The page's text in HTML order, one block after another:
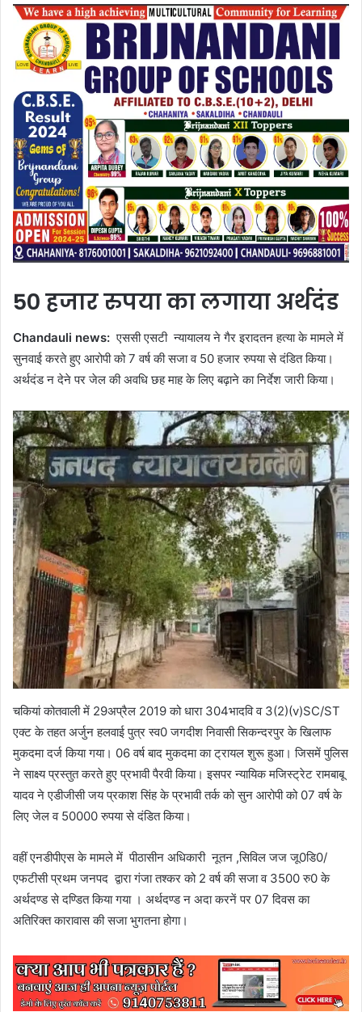
50 हजार रुपया का लगाया अर्थदंड
Chandauli news: एससी एसटी न्यायालय ने गैर इरादतन हत्या के मामले में
सुनवाई करते हुए आरोपी को 7 वर्ष की सजा व 50 हजार रुपया से दंडित किया।
अर्थदंड न देने पर जेल की अवधि छह माह के लिए बढ़ाने का निर्देश जारी किया।
चकियां कोतवाली में 29अप्रैल 2019 को धारा 304भादवि व 3(2)(v)SC/ST
एक्ट के तहत अर्जुन हलवाई पुत्र स्व0 जगदीश निवासी सिकन्दरपुर के खिलाफ
मुकदमा दर्ज किया गया। 06 वर्ष बाद मुकदमा का ट्रायल शुरू हुआ। जिसमें पुलिस
ने साक्ष्य प्रस्तुत करते हुए प्रभावी पैरवी किया। इसपर न्यायिक मजिस्ट्रेट रामबाबू
यादव ने एडीजीसी जय प्रकाश सिंह के प्रभावी तर्क को सुन आरोपी को 07 वर्ष के
लिए जेल व 50000 रुपया से दंडित किया।
वहीं एनडीपीएस के मामले में पीठासीन अधिकारी नूतन ,सिविल जज जू0डि0/
एफटीसी प्रथम जनपद द्वारा गंजा तश्कर को 2 वर्ष की सजा व 3500 रु0 के
अर्थदण्ड से दण्डित किया गया । अर्थदण्ड न अदा करनें पर 07 दिवस का
अतिरिक्त कारावास की सजा भुगतना होगा।